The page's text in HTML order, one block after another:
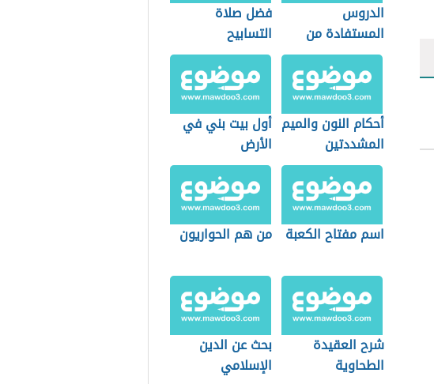
الدروس
المستفادة من
صلح الحديبية
فضل صلاة
التسابيح
أحكام النون والميم
المشددتين
أول بيت بني في
الأرض
اسم مفتاح الكعبة من هم الحواريون
شرح العقيدة
الطحاوية
بحث عن الدين
الإسلامي